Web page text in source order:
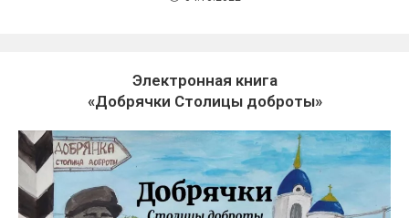
Электронная книга
«Добрячки Столицы доброты»